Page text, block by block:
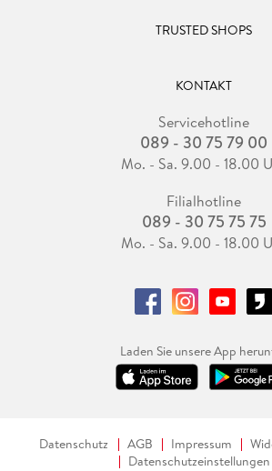
TRUSTED SHOPS
KONTAKT
Servicehotline
089 - 30 75 79 00
Mo. - Sa. 9.00 - 18.00
Filialhotline
089 - 30 75 75 75
Mo. - Sa. 9.00 - 18.00
Laden Sie unsere App
Datenschutz AGB Impressum
Datenschutzeinstellungen